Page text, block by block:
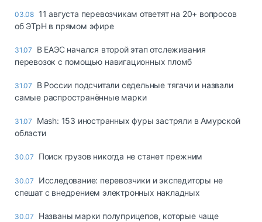
03.08 11 августа перевозчикам ответят на 20+ вопросов
об ЭТрН в прямом эфире
31.07
В ЕАЭС начался второй этап отслеживания
перевозок с помощью навигационных пломб
31.07
В России подсчитали седельные тягачи и назвали
самые распространённые марки
31.07
Mash: 153 иностранных фуры застряли в Амурской
области
30.07 Поиск грузов никогда не станет прежним
30.07
Исследование: перевозчики и экспедиторы не
спешат с внедрением электронных накладных
30.07
Названы марки полуприцепов, которые чаще